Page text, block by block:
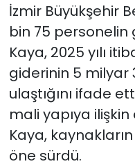
İzmir Büyükşehir
bin 75 personelin
Kaya, 2025 yılı
giderinin 5 milyar
ulaştığını ifade
mali yapıya
Kaya,
öne sürdü.